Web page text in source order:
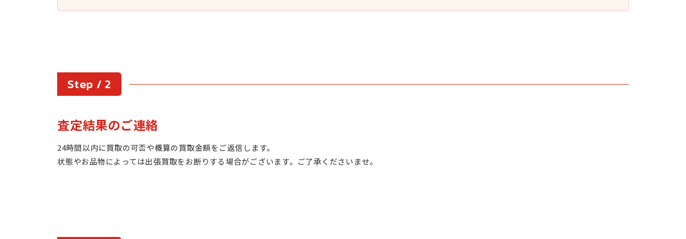
Step / 2
査定結果のご連絡
24時間以内に買取の可否や概算の買取金額をご返信します。
状態やお品物によっては出張買取をお断りする場合がございます。ご了承くださいませ。